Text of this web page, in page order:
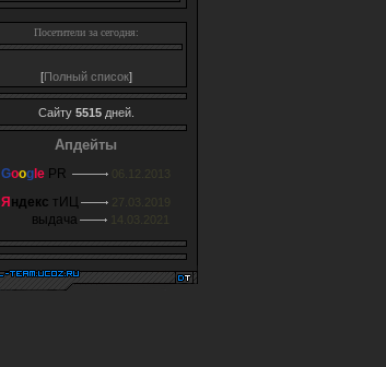
Посетители за сегодня:
[Полный список]
Сайту 5515дней.
Апдейты
Goog le PR 06.12.2013
Я ндекс тИЦ 27.03.2019
выдача 14.03.2021